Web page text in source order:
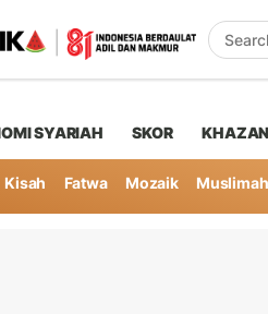
SYARIAH SKOR
Kisah Fatwa Mozaik Muslimah